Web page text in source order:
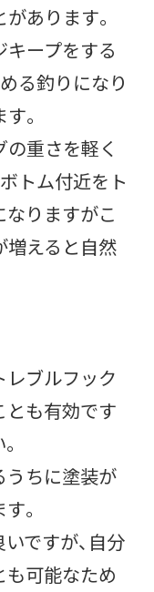
あります。
ープをする
る釣りになり
。
重さを軽く
トム付近をト
なりますがこ
増えると自然
レブルフック
とも有効です
うちに塗装が
。
ですが、自分
可能なため